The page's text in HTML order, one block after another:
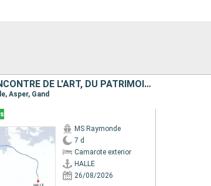
LA BELGIQUE ET SES CANAUX, CROISIÈRE À LA RENCONTRE DE L'ART, DU PATRIMOINE ET DES SAVEURS (PORT/PORT)
Asper, Gand
MS Raymonde
7 d
Camarote exterior
HALLE
26/08/2026